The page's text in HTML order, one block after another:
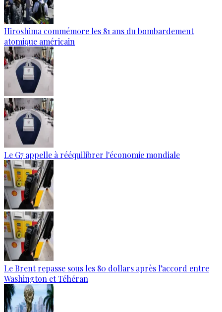
Hiroshima commémore les 81 ans du bombardement
atomique américain
Le G7 appelle à rééquilibrer l'économie mondiale
Le Brent repasse sous les 80 dollars après l’accord entre
Washington et Téhéran